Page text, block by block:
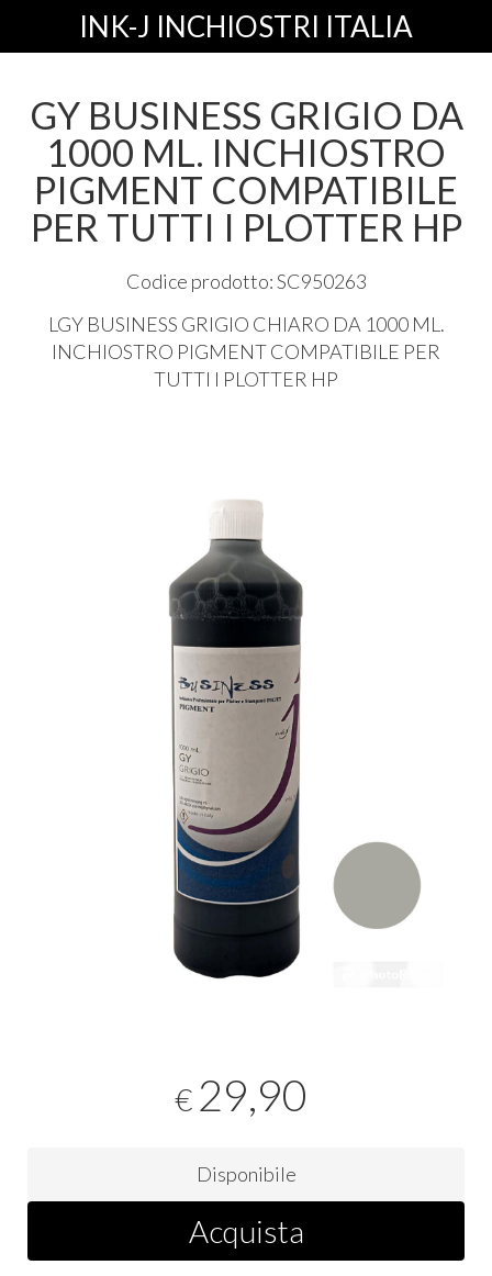
INK-J INCHIOSTRI ITALIA
GY BUSINESS GRIGIO DA
1000 ML. INCHIOSTRO
PIGMENT COMPATIBILE
PER TUTTI I PLOTTER HP
Codice prodotto: SC950263
LGY BUSINESS GRIGIO CHIARO DA 1000 ML.
INCHIOSTRO PIGMENTCOMPATIBILE PER
TUTTI I PLOTTER HP
€ 29,90
Disponibile
Acquista